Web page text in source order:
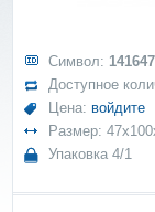
Символ: 141647
Доступное
Цена: войдите
Размер:
Упаковка 4/1